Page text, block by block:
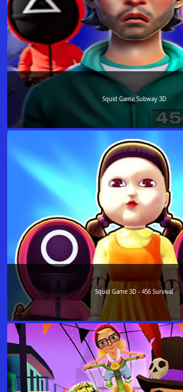
Squid Game Subway 3D
Squid Game 3D - 456 Survival